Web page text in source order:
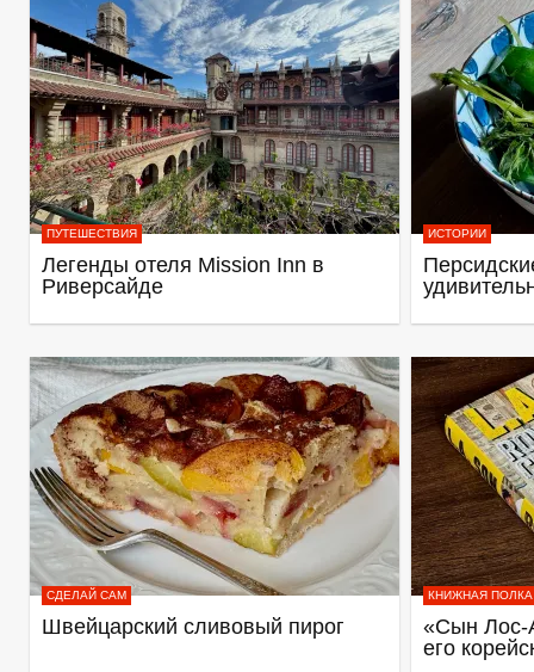
ПУТЕШЕСТВИЯ
Легенды отеля Mission Inn в
Риверсайде
ИСТОРИИ
СДЕЛАЙ САМ
Швейцарский сливовый пирог
КНИЖНАЯ ПОЛКА
«Сын Лос-
его